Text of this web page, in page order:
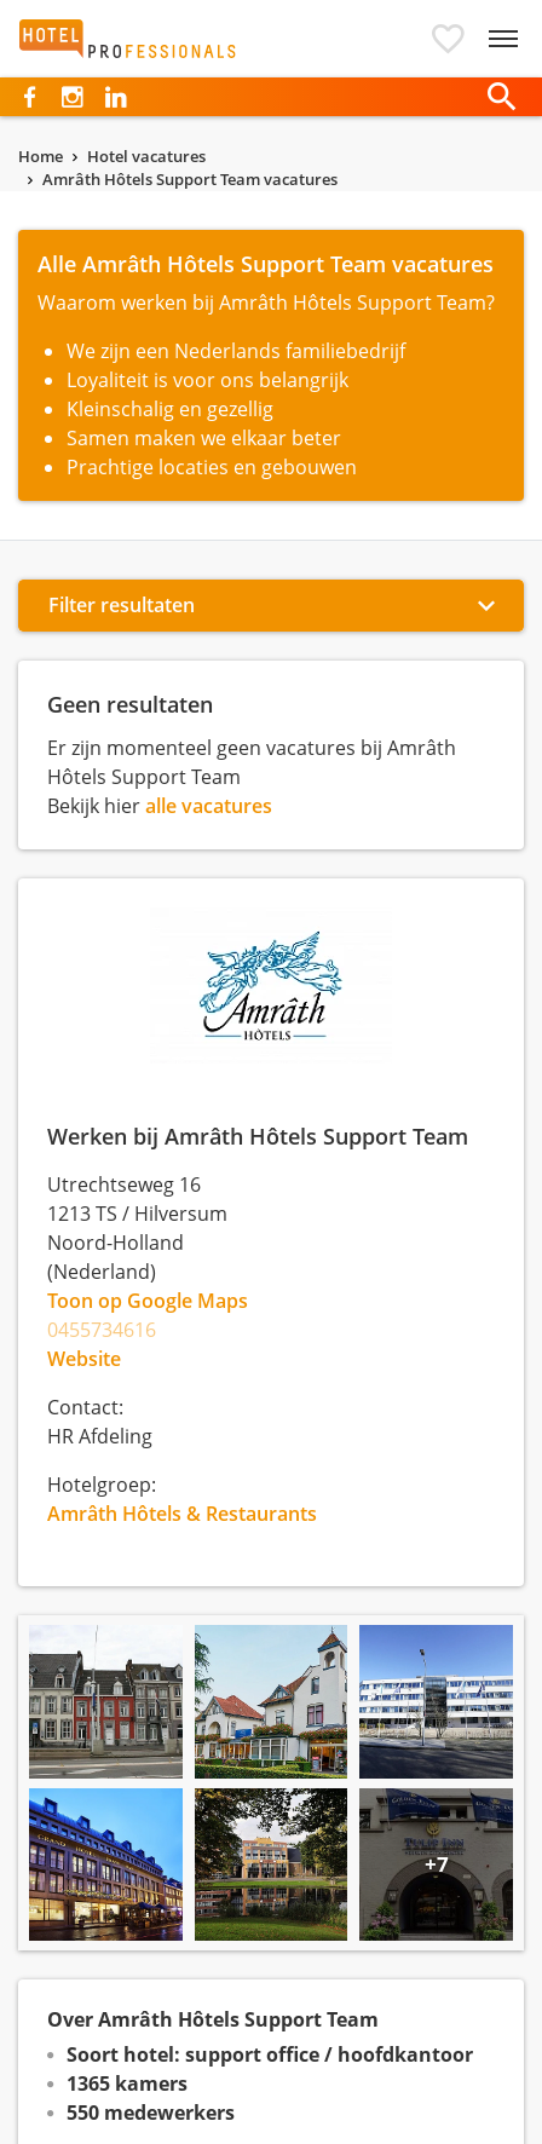
Hotelprofessionals
Home
Hotel vacatures
Amrâth Hôtels Support Team vacatures
Alle Amrâth Hôtels Support Team vacatures
Waarom werken bij Amrâth Hôtels Support Team?
We zijn een Nederlands familiebedrijf
Loyaliteit is voor ons belangrijk
Kleinschalig en gezellig
Samen maken we elkaar beter
Prachtige locaties en gebouwen
Filter resultaten
Geen resultaten
Er zijn momenteel geen vacatures bij Amrâth
Hôtels Support Team
Bekijk hieralle vacatures
Werken bij Amrâth Hôtels Support Team
Utrechtseweg 16
1213 TS / Hilversum
Noord-Holland
(Nederland)
Toon op Google Maps
0455734616
Website
Contact:
HR Afdeling
Hotelgroep:
Amrâth Hôtels & Restaurants
+7
Over Amrâth Hôtels Support Team
Soort hotel: support office / hoofdkantoor
1365 kamers
550 medewerkers